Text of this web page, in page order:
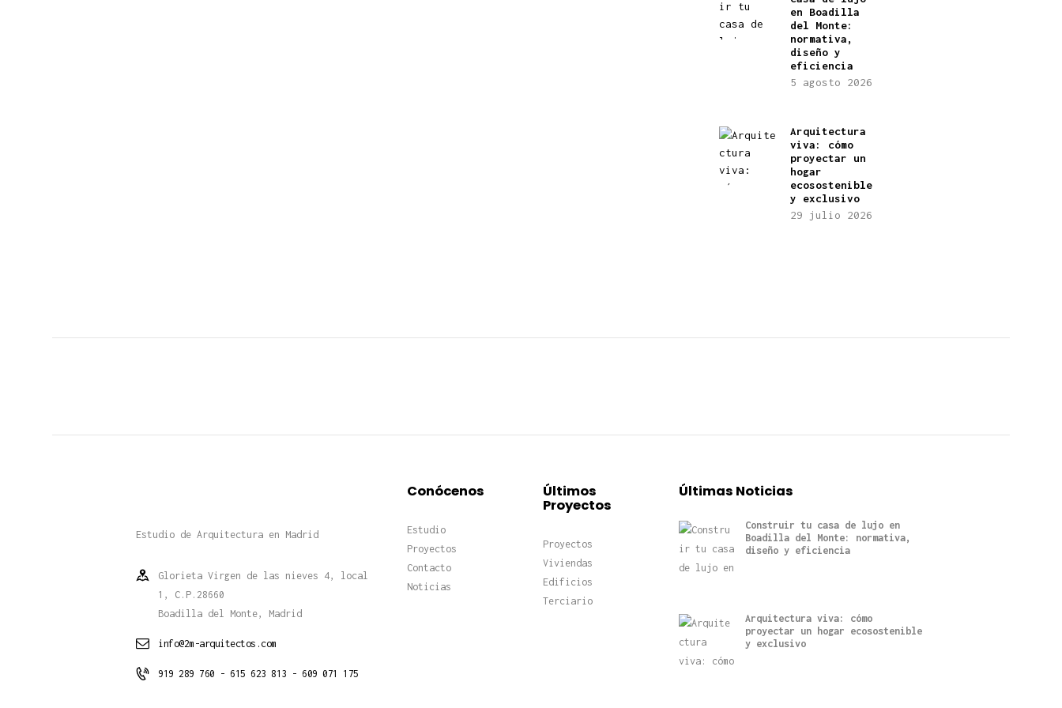
en Boadilla
del Monte:
normativa,
diseño y
eficiencia
5 agosto 2026
Arquitectura
viva: cómo
proyectar un
hogar
ecosostenible
y exclusivo
29 julio 2026
Estudio de Arquitectura en Madrid
Glorieta Virgen de las nieves 4, local
1, C.P.28660
Boadilla del Monte, Madrid
info@2m-arquitectos.com
919 289 760 - 615 623 813 - 609 071 175
Conócenos
Estudio
Proyectos
Contacto
Noticias
Últimos
Proyectos
Proyectos
Viviendas
Edificios
Terciario
Últimas Noticias
Construir tu casa de lujo en
Boadilla del Monte: normativa,
diseño y eficiencia
Arquitectura viva: cómo
proyectar un hogar ecosostenible
y exclusivo